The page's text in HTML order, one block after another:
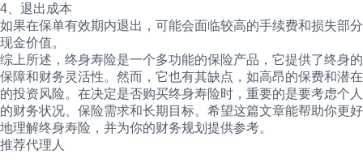
4、退出成本
如果在保单有效期内退出，可能会面临较高的手续费和损失部分
现金价值。
综上所述，终身寿险是一个多功能的保险产品，它提供了终身的
保障和财务灵活性。然而，它也有其缺点，如高昂的保费和潜在
的投资风险。在决定是否购买终身寿险时，重要的是要考虑个人
的财务状况、保险需求和长期目标。希望这篇文章能帮助你更好
地理解终身寿险，并为你的财务规划提供参考。
推荐代理人